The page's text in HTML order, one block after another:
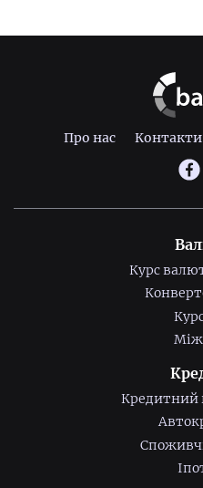
Про нас Контакти
Курс
Кредитний